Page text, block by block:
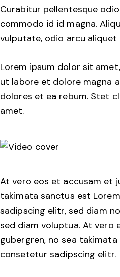
Curabitur pellentesque
commodo id id magna.
vulputate, odio arcu aliquet
Lorem ipsum dolor sit
ut labore et dolore magna
dolores et ea rebum. Stet
amet.
At vero eos et accusam et
takimata sanctus est
sadipscing elitr, sed diam
sed diam voluptua. At
gubergren, no sea
consetetur sadipscing elitr.